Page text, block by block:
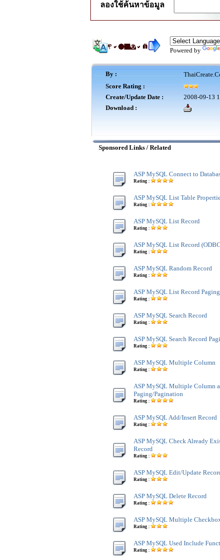
ลองใช้ค้นหาข้อมูล
Powered by
By :
Score Rating :
Create/Update Date :
2008-09-13
Download :
Sponsored Links / Related
ASP MySQL Connect to
Rating :
ASP MySQL List Table
Rating :
ASP MySQL List Record
Rating :
ASP MySQL List Record
Rating :
ASP MySQL Random Record
Rating :
ASP MySQL List Record
Rating :
ASP MySQL Search Record
Rating :
ASP MySQL Search Record
Rating :
ASP MySQL Multiple Column
Rating :
ASP MySQL Multiple Column
Paging/Pagination
Rating :
ASP MySQL Add/Insert Record
Rating :
ASP MySQL Check Already
Record
Rating :
ASP MySQL Edit/Update
Rating :
ASP MySQL Delete Record
Rating :
ASP MySQL Multiple
Rating :
ASP MySQL Used Include
Rating :